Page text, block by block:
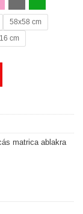
58x58 cm
cm
matrica ablakra